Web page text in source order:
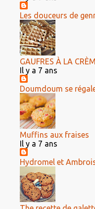
Les douceurs de
GAUFRES À LA
Il y a 7 ans
Doumdoum se
Muffins aux fraises
Il y a 7 ans
Hydromel et